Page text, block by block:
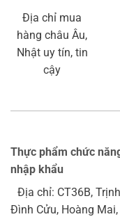
Địa chỉ mua
hàng châu Âu,
Nhật uy tín, tin
cậy
Thực phẩm chức
nhập khẩu
Địa chỉ: CT36B, Trịnh
Đình Cửu, Hoàng Mai,